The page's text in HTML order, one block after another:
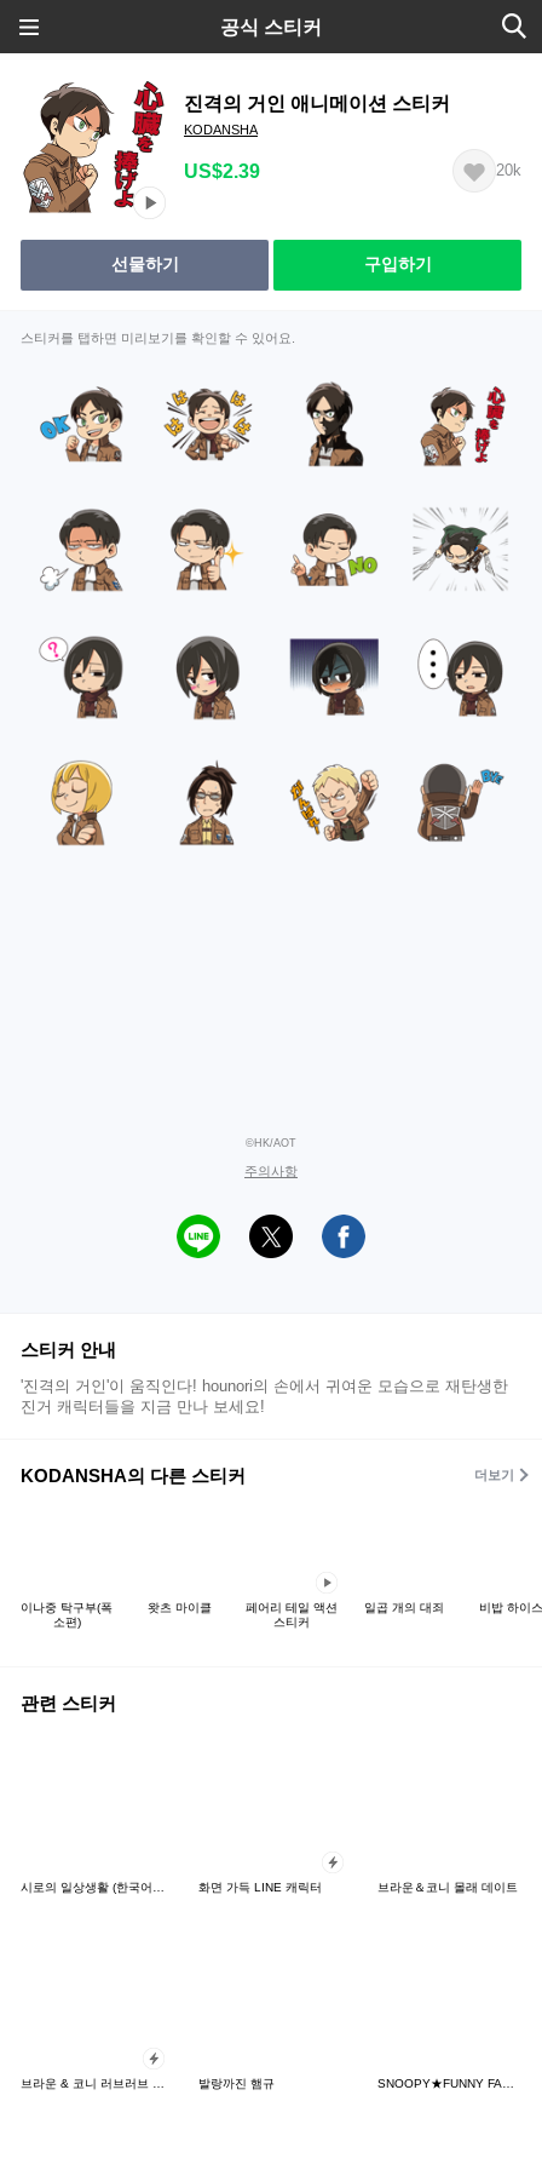
공식 스티커
진격의 거인 애니메이션 스티커
KODANSHA
US$2.39 20k
선물하기 구입하기
스티커를 탭하면 미리보기를 확인할 수 있어요.
©HK/AOT
주의사항
스티커 안내
'진격의 거인'이 움직인다! hounori의 손에서 귀여운 모습으로 재탄생한
진거 캐릭터들을 지금 만나 보세요!
KODANSHA의 다른 스티커 더보기
이나중 탁구부(폭
소편)
왓츠 마이클
페어리 테일 액션
스티커
일곱 개의 대죄 비밥 하이
관련 스티커
시로의 일상생활 (한국어&일본어) 화면 가득 LINE 캐릭터 브라운＆코니 몰래 데이트
발랑까진 햄규